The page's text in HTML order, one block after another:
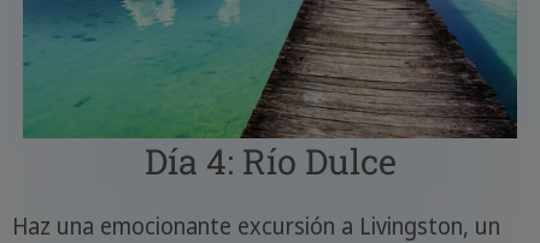
Día 4: Río Dulce
Haz una emocionante excursión a Livingston, un